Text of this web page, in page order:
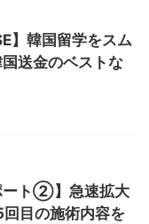
】韓国留学をスム
送金のベストな
ート➁】急速拡大
目の施術内容を